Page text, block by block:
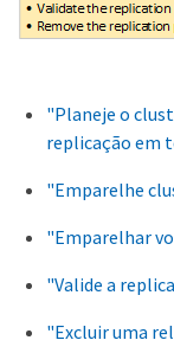
"Planeje o
replicação em
"Emparelhe
"Emparelhar
"Valide a
"Excluir uma